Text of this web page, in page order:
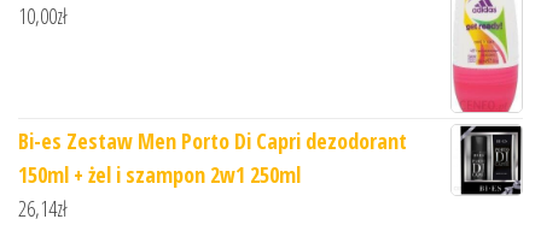
10,00zł
Bi-es Zestaw Men Porto Di Capri dezodorant
150ml + żel i szampon 2w1 250ml
26,14zł